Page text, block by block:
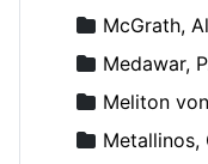
McGrath,
Medawar,
Meliton
Metallinos,